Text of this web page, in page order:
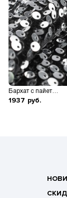
Бархат с пайетками
1937 руб.